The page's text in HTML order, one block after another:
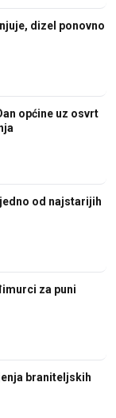
dizel ponovno
općine uz osvrt
od najstarijih
za puni
braniteljskih